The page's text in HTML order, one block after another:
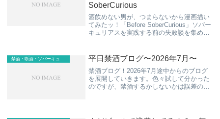
SoberCurious
酒飲めない男が、つまらないから漫画描い
てみたッ！「Before SoberCurious」ソバー
キュリアスを実践する前の失敗談を集めた
まらないから漫画描いてみ...
禁酒・断酒・ソバーキュリアス 平日禁酒ブログ〜2026年7月〜
禁酒ブログ！2026年7月途中からのブログ
を展開していきます。色々試して分かった
のですが、禁酒するかしないかは誤差の範